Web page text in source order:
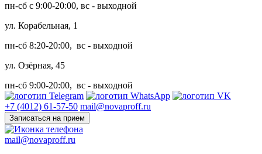
пн-сб с 9:00-20:00, вс - выходной
ул. Корабельная, 1
пн-сб 8:20-20:00, вс - выходной
ул. Озёрная, 45
пн-сб 9:00-20:00, вс - выходной
+7 (4012) 61-57-50 mail@novaproff.ru
Записаться на прием
mail@novaproff.ru